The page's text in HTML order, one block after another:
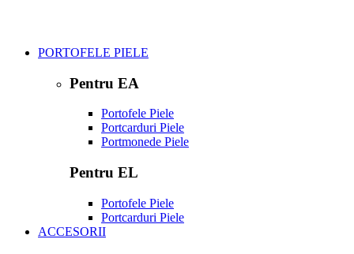
PORTOFELE PIELE
Pentru EA
Portofele Piele
Portcarduri Piele
Portmonede Piele
Pentru EL
Portofele Piele
Portcarduri Piele
ACCESORII